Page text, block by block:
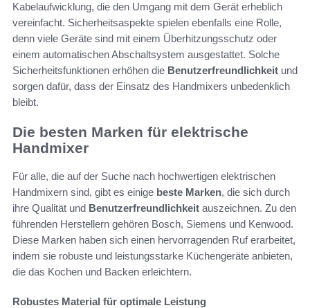
Kabelaufwicklung, die den Umgang mit dem Gerät erheblich
vereinfacht. Sicherheitsaspekte spielen ebenfalls eine Rolle,
denn viele Geräte sind mit einem Überhitzungsschutz oder
einem automatischen Abschaltsystem ausgestattet. Solche
Sicherheitsfunktionen erhöhen die Benutzerfreundlichkeit und
sorgen dafür, dass der Einsatz des Handmixers unbedenklich
bleibt.
Die besten Marken für elektrische
Handmixer
Für alle, die auf der Suche nach hochwertigen elektrischen
Handmixern sind, gibt es einige beste Marken, die sich durch
ihre Qualität und Benutzerfreundlichkeit auszeichnen. Zu den
führenden Herstellern gehören Bosch, Siemens und Kenwood.
Diese Marken haben sich einen hervorragenden Ruf erarbeitet,
indem sie robuste und leistungsstarke Küchengeräte anbieten,
die das Kochen und Backen erleichtern.
Robustes Material für optimale Leistung